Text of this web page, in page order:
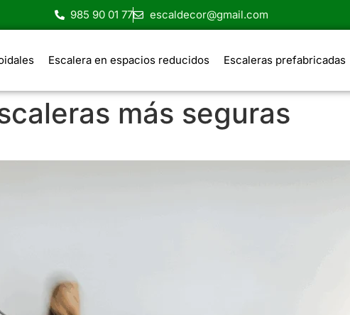
985 90 01 77 escaldecor@gmail.com
Escalera en espacios reducidos Escaleras prefabricadas
más seguras